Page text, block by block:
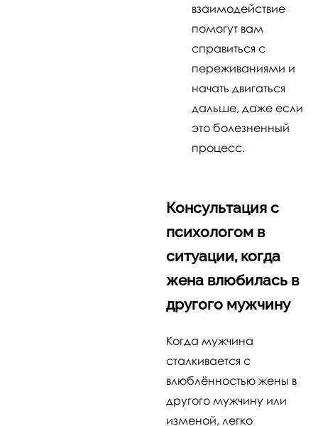
взаимодействие
помогут вам
справиться с
переживаниями и
начать двигаться
дальше, даже если
это болезненный
процесс.
Консультация с
психологом в
ситуации, когда
жена влюбилась в
другого мужчину
Когда мужчина
сталкивается с
влюблённостью жены в
другого мужчину или
изменой, легко